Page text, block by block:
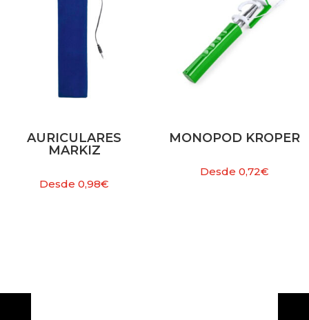
AURICULARES
MARKIZ
Desde0,98€
MONOPOD KROPER
Desde0,72€